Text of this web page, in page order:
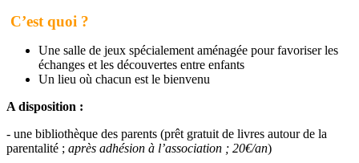
C’est quoi ?
Une salle de jeux spécialement aménagée pour favoriser les
échanges et les découvertes entre enfants
Un lieu où chacun est le bienvenu
A disposition :
- une bibliothèque des parents (prêt gratuit de livres autour de la
parentalité ; après adhésion à l’association ; 20€/an)